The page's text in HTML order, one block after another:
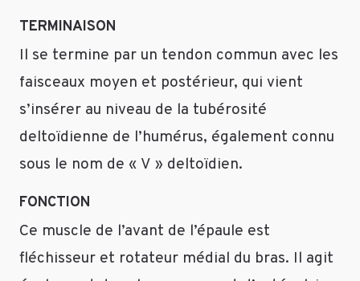
TERMINAISON
Il se termine par un tendon commun avec les
faisceaux moyen et postérieur, qui vient
s’insérer au niveau de la tubérosité
deltoïdienne de l’humérus, également connu
sous le nom de « V » deltoïdien.
FONCTION
Ce muscle de l’avant de l’épaule est
fléchisseur et rotateur médial du bras. Il agit